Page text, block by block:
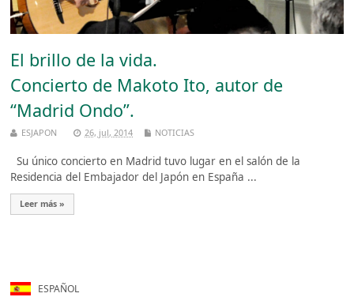
El brillo de la vida.
Concierto de Makoto Ito, autor de
“Madrid Ondo”.
ESJAPON 26, jul, 2014 NOTICIAS
Su único concierto en Madrid tuvo lugar en el salón de la
Residencia del Embajador del Japón en España ...
Leer más »
ESPAÑOL